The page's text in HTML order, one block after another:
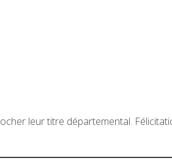
leur titre départemental.